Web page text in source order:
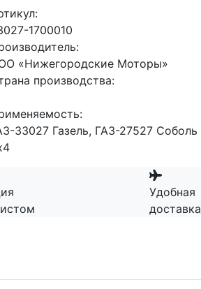
1700010
«Нижегородские Моторы»
производства:
33027 Газель, ГАЗ-27527 Соболь
Удобная
доставка